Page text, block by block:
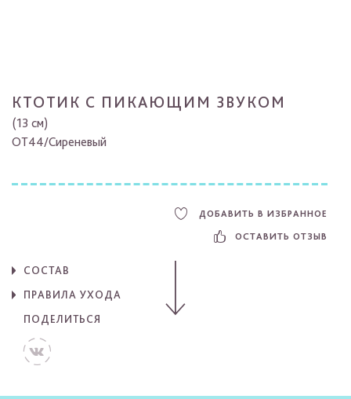
КТОТИК С ПИКАЮЩИМ ЗВУКОМ
(13 см)
OT44/Cиреневый
ДОБАВИТЬ В ИЗБРАННОЕ
ОСТАВИТЬ ОТЗЫВ
СОСТАВ
ПРАВИЛА УХОДА
ПОДЕЛИТЬСЯ